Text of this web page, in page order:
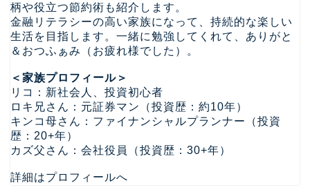
柄や役立つ節約術も紹介します。
金融リテラシーの高い家族になって、持続的な楽しい
生活を目指します。一緒に勉強してくれて、ありがと
＆おつふぁみ（お疲れ様でした）。
＜家族プロフィール＞
リコ：新社会人、投資初心者
ロキ兄さん：元証券マン（投資歴：約10年）
キンコ母さん：ファイナンシャルプランナー（投資
歴：20+年）
カズ父さん：会社役員（投資歴：30+年）
詳細はプロフィールへ